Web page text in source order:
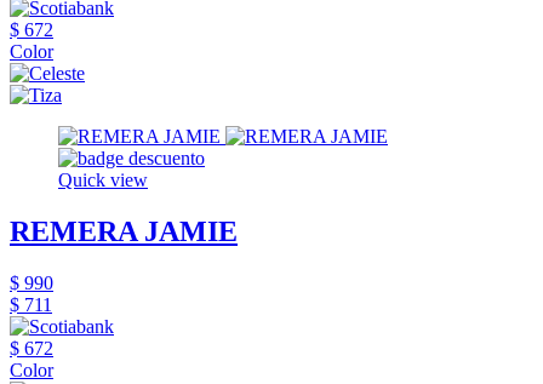
$ 672
Color
Quick view
REMERA JAMIE
$ 990
$ 711
$ 672
Color